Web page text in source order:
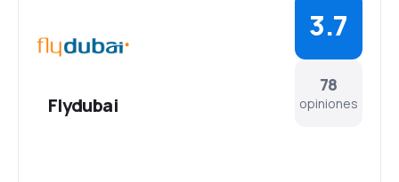
Flydubai
78
opiniones
3.7